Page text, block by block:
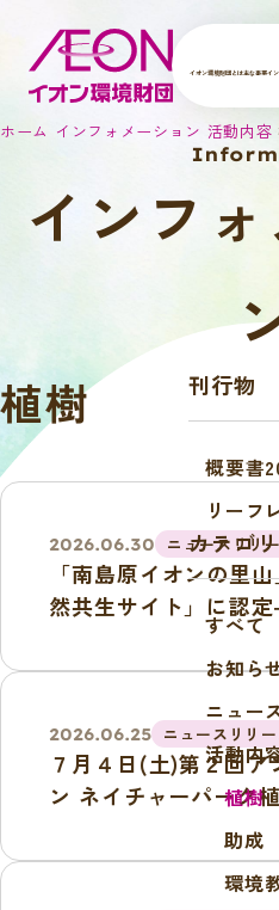
イオン環境財団とは主な事業イ
ホーム インフォメーション 活動内容
インフ
植樹
2026.06.30 ニュースリリ
「南島原イオンの里
然共生サイト」に認
保全を推進し｢３０ｂ
成に向けてー
2026.06.25 ニュースリリ
７月４日(土)第２回ア
ン ネイチャーパーク
刊行物
概要書
リーフ
カテゴリ
すべて
お知ら
ニュー
活動内
植樹
助成
環境